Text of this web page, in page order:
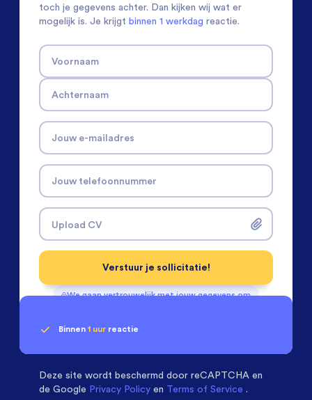
toch je gegevens achter. Dan kijken wij wat er
mogelijk is. Je krijgt binnen 1 werkdag reactie.
Voornaam
Achternaam
Jouw e-mailadres
Jouw telefoonnummer
Upload CV
We gaan vertrouwelijk met jouw gegevens om
Verstuur je sollicitatie!
Binnen 1 uur reactie
Deze site wordt beschermd door reCAPTCHA en
de Google Privacy Policy en Terms of Service .